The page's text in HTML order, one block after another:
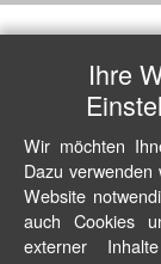
Ihre
Wir möchten
Dazu
Website
auch Cookies
externer